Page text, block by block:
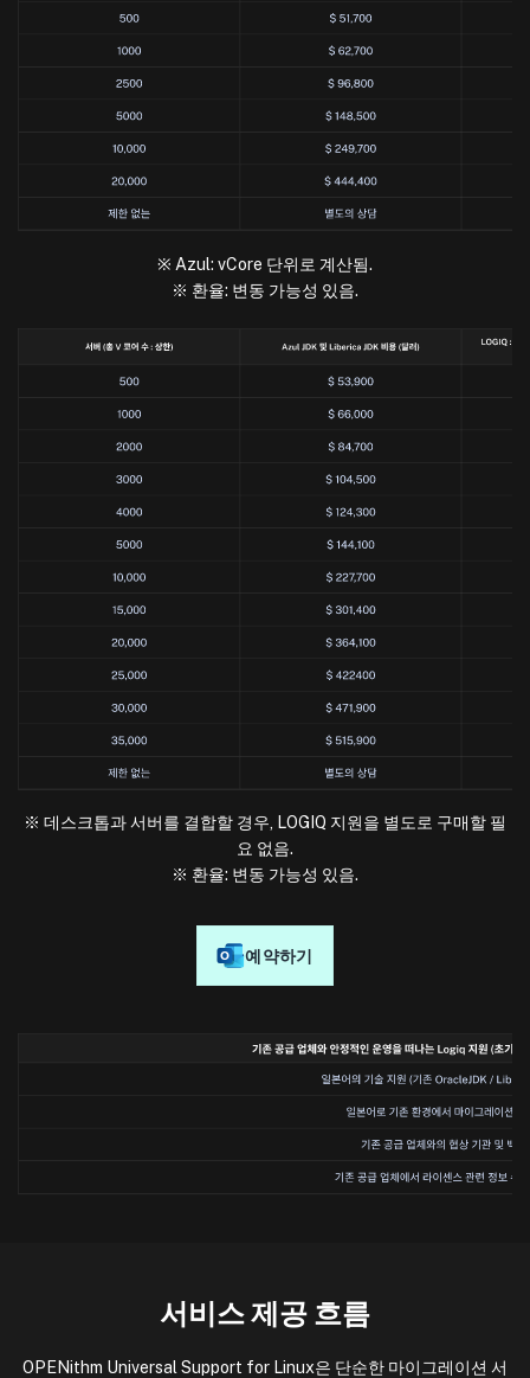
※ Azul: vCore 단위로 계산됨.
※ 환율: 변동 가능성 있음.
※ 데스크톱과 서버를 결합할 경우, LOGIQ 지원을 별도로 구매할 필
요 없음.
※ 환율: 변동 가능성 있음.
예약하기
서비스 제공 흐름
OPENithm Universal Support for Linux은 단순한 마이그레이션 서